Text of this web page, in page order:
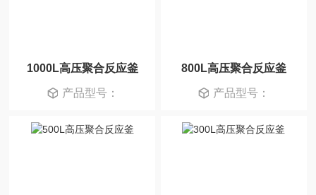
1000L高压聚合反应釜
产品型号：
800L高压聚合反应釜
产品型号：